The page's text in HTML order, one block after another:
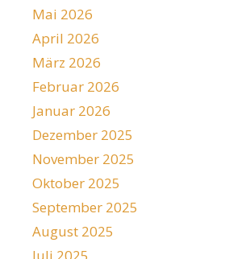
Mai 2026
April 2026
März 2026
Februar 2026
Januar 2026
Dezember 2025
November 2025
Oktober 2025
September 2025
August 2025